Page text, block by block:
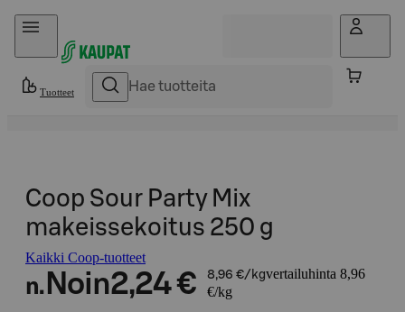
Hyppää sisältöön
Tuotteet
Coop Sour Party Mix
makeissekoitus 250 g
Kaikki Coop-tuotteet
n. Noin2,24 € 8,96 €/kgvertailuhinta 8,96
€/kg